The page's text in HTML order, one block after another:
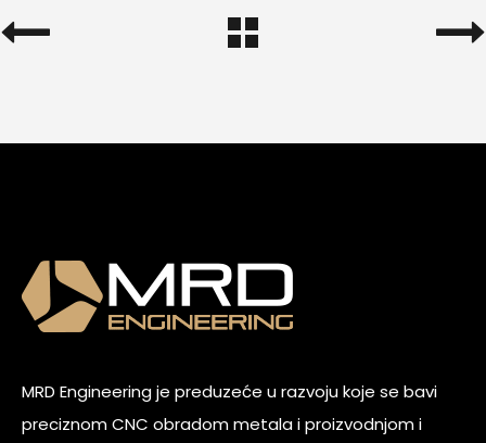
MRD Engineering je preduzeće u razvoju koje se bavi
preciznom CNC obradom metala i proizvodnjom i